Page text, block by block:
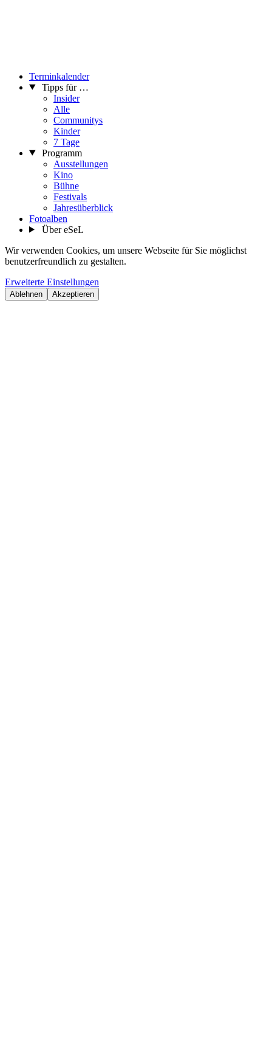
Terminkalender
Tipps für …
Insider
Alle
Communitys
Kinder
7 Tage
Programm
Ausstellungen
Kino
Bühne
Festivals
Jahresüberblick
Fotoalben
Über eSeL
Wir verwenden Cookies, um unsere Webseite für Sie möglichst
benutzerfreundlich zu gestalten.
Erweiterte Einstellungen
Ablehnen Akzeptieren